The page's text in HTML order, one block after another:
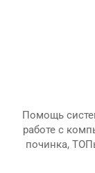
Помощь
работе с
починка,